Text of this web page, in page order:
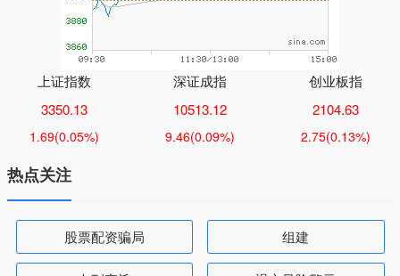
上证指数
3350.13
1.69(0.05%)
深证成指
10513.12
9.46(0.09%)
创业板指
2104.63
2.75(0.13%)
热点关注
股票配资骗局 组建